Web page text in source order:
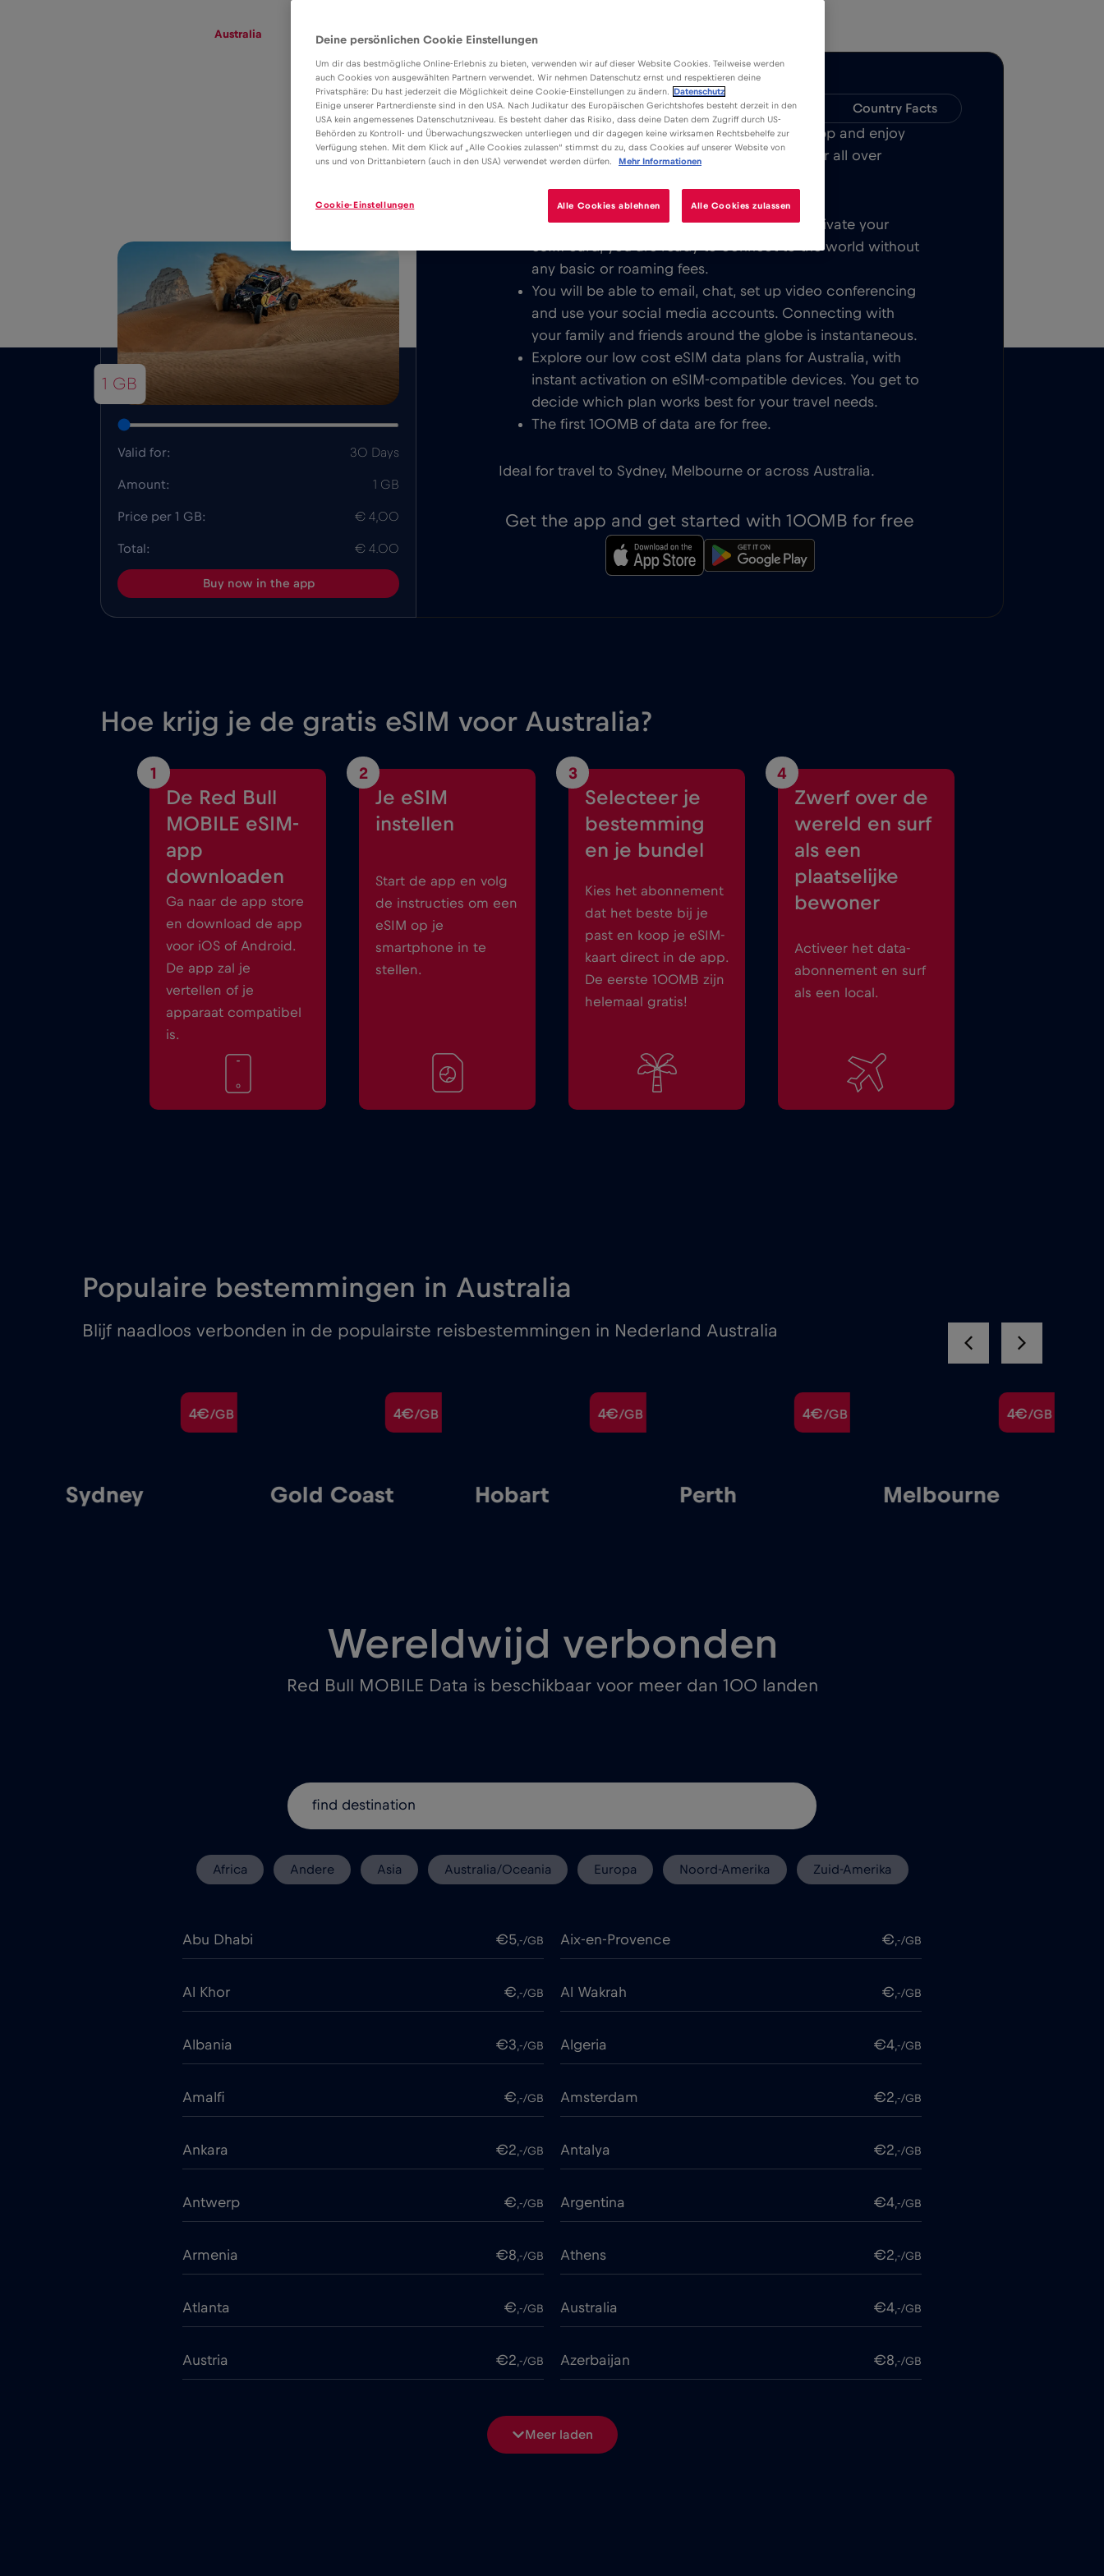
Australia
4€/GB
1 GB
Valid for: 30 Days
Amount: 1 GB
Price per 1 GB: € 4,00
Total: € 4.00
Buy now in the app
Advantages Description Compatibility Country Facts
Download the easy to install Red Bull MOBILE App and enjoy
unlimited Mobile Internet in Sydney, Melbourne or all over
We never charge a basic fee. Once you activate your
eSIM card, you are ready to connect to the world without
any basic or roaming fees.
You will be able to email, chat, set up video conferencing
and use your social media accounts. Connecting with
your family and friends around the globe is instantaneous.
Explore our low cost eSIM data plans for Australia, with
instant activation on eSIM-compatible devices. You get to
decide which plan works best for your travel needs.
The first 100MB of data are for free.
Ideal for travel to Sydney, Melbourne or across Australia.
Get the app and get started with 100MB for free
Hoe krijg je de gratis eSIM voor Australia?
1
De Red Bull
MOBILE eSIM-
app
downloaden
Ga naar de app store
en download de app
voor iOS of Android.
De app zal je
vertellen of je
apparaat compatibel
is.
2
Je eSIM
instellen
Start de app en volg
de instructies om een
eSIM op je
smartphone in te
stellen.
3
Selecteer je
bestemming
en je bundel
Kies het abonnement
dat het beste bij je
past en koop je eSIM-
kaart direct in de app.
De eerste 100MB zijn
helemaal gratis!
4
Zwerf over de
wereld en surf
als een
plaatselijke
bewoner
Activeer het data-
abonnement en surf
als een local.
Populaire bestemmingen in Australia
Blijf naadloos verbonden in de populairste reisbestemmingen in Nederland Australia
4€/GB
Sydney
4€/GB
Gold Coast
4€/GB
Hobart
4€/GB
Perth
4€/GB
Melbourne
Wereldwijd verbonden
Red Bull MOBILE Data is beschikbaar voor meer dan 100 landen
Africa Andere Asia Australia/Oceania Europa Noord-Amerika Zuid-Amerika
Abu Dhabi €5,-/GB Aix-en-Provence €,-/GB
Al Khor €,-/GB Al Wakrah €,-/GB
Albania €3,-/GB Algeria €4,-/GB
Amalfi €,-/GB Amsterdam €2,-/GB
Ankara €2,-/GB Antalya €2,-/GB
Antwerp €,-/GB Argentina €4,-/GB
Armenia €8,-/GB Athens €2,-/GB
Atlanta €,-/GB Australia €4,-/GB
Austria €2,-/GB Azerbaijan €8,-/GB
€,-/GB Bangladesh
Meer laden
Deine persönlichen Cookie Einstellungen
Um dir das bestmögliche Online-Erlebnis zu bieten, verwenden wir auf dieser Website Cookies. Teilweise werden
auch Cookies von ausgewählten Partnern verwendet. Wir nehmen Datenschutz ernst und respektieren deine
Privatsphäre: Du hast jederzeit die Möglichkeit deine Cookie-Einstellungen zu ändern.
Datenschutz
Einige unserer Partnerdienste sind in den USA. Nach Judikatur des Europäischen Gerichtshofes besteht derzeit in den
USA kein angemessenes Datenschutzniveau. Es besteht daher das Risiko, dass deine Daten dem Zugriff durch US-
Behörden zu Kontroll- und Überwachungszwecken unterliegen und dir dagegen keine wirksamen Rechtsbehelfe zur
Verfügung stehen. Mit dem Klick auf „Alle Cookies zulassen“ stimmst du zu, dass Cookies auf unserer Website von
uns und von Drittanbietern (auch in den USA) verwendet werden dürfen.
Mehr Informationen
Alle Cookies ablehnen Alle Cookies zulassen
Cookie-Einstellungen